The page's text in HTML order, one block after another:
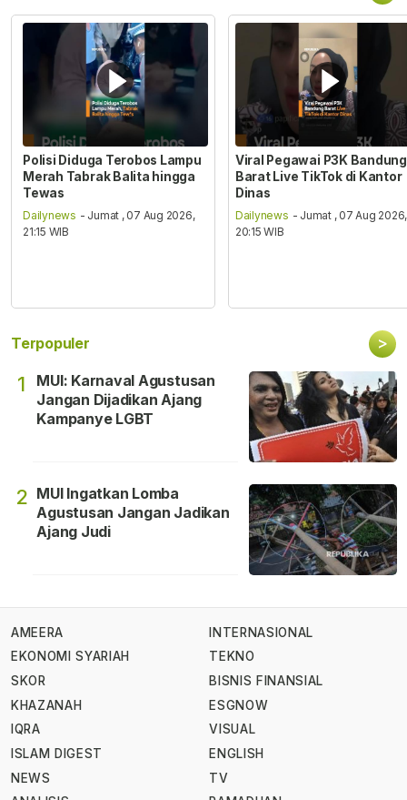
Polisi Diduga Terobos Lampu
Merah Tabrak Balita hingga
Tewas
Dailynews - Jumat , 07 Aug 2026,
21:15 WIB
Viral Pegawai P3K Bandung
Barat Live TikTok di Kantor
Dinas
Dailynews - Jumat , 07 Aug 2026,
20:15 WIB
Terpopuler >
1
MUI: Karnaval Agustusan
Jangan Dijadikan Ajang
Kampanye LGBT
2 MUI Ingatkan Lomba
Agustusan Jangan Jadikan
Ajang Judi
AMEERA
EKONOMI SYARIAH
SKOR
KHAZANAH
IQRA
ISLAM DIGEST
NEWS
INTERNASIONAL
TEKNO
BISNIS FINANSIAL
ESGNOW
VISUAL
ENGLISH
TV